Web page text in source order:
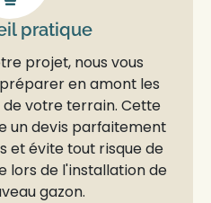
pratique
projet, nous vous
en amont les
de votre terrain. Cette
undevis parfaitement
et évite tout risque de
lors de l'installation de
gazon.